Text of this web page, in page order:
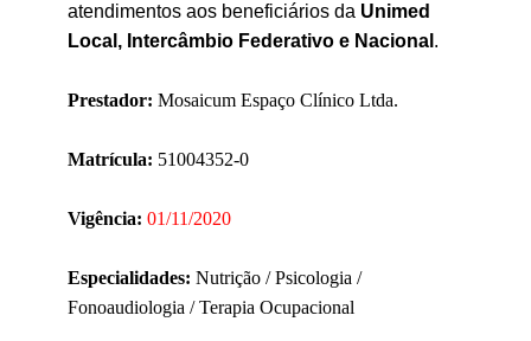
atendimentos aos beneficiários da Unimed
Local, Intercâmbio Federativo e Nacional .
Prestador: Mosaicum Espaço Clínico Ltda.
Matrícula: 51004352-0
Vigência: 01/11/2020
Especialidades: Nutrição / Psicologia /
Fonoaudiologia / Terapia Ocupacional